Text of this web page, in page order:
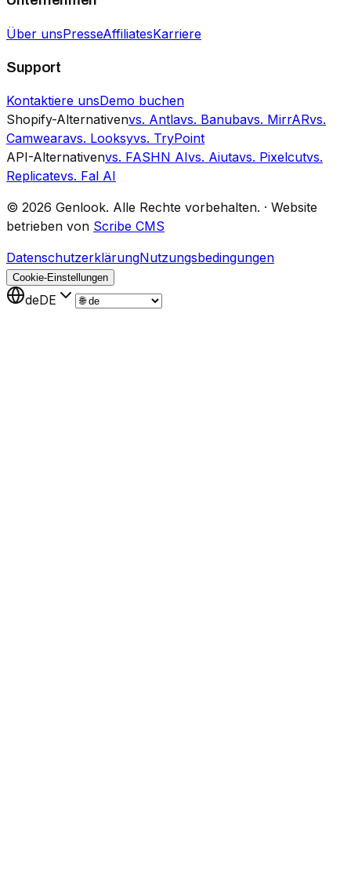
Über unsPresseAffiliatesKarriere
Support
Kontaktiere unsDemo buchen
Shopify-Alternativenvs. Antlavs. Banubavs. MirrARvs.
Camwearavs. Looksyvs. TryPoint
API-Alternativenvs. FASHN AIvs. Aiutavs. Pixelcutvs.
Replicatevs. Fal AI
© 2026 Genlook. Alle Rechte vorbehalten. · Website
betrieben von Scribe CMS
DatenschutzerklärungNutzungsbedingungen
Cookie-Einstellungen
deDE